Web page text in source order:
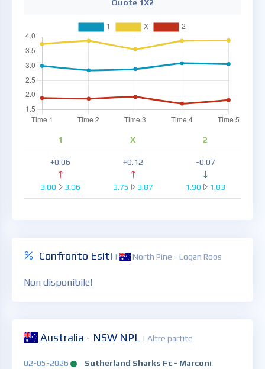
Quote 1X2
1 X 2
+0.06
3.00 3.06
+0.12
3.75 3.87
-0.07
1.90 1.83
Confronto Esiti | North Pine - Logan Roos
Non disponibile!
Australia - NSW NPL | Altre partite
02-05-2026
Sutherland Sharks Fc - Marconi